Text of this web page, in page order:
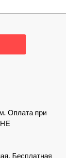
Оплата при
НЕ
Бесплатная